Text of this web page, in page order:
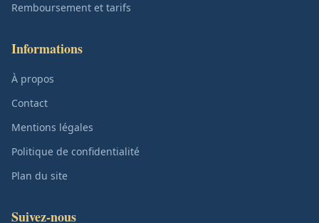
Remboursement et tarifs
Informations
À propos
Contact
Mentions légales
Politique de confidentialité
Plan du site
Suivez-nous